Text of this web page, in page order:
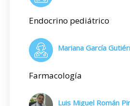
Endocrino pediátrico
Mariana García
Farmacología
Luis Miguel Román